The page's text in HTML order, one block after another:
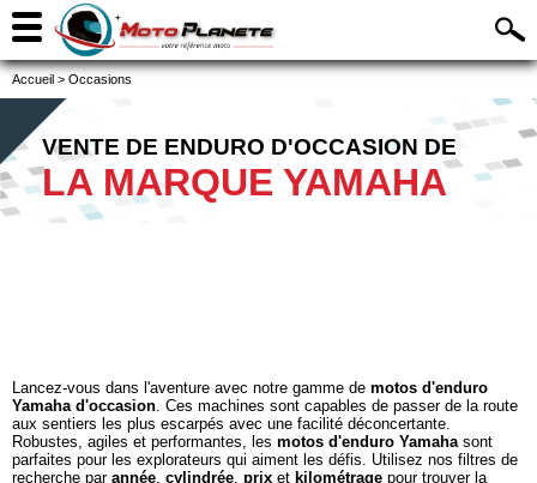
Accueil > Occasions
VENTE DE ENDURO D'OCCASION DE
LA MARQUE YAMAHA
Lancez-vous dans l'aventure avec notre gamme de motos d'enduro
Yamaha d'occasion. Ces machines sont capables de passer de la route
aux sentiers les plus escarpés avec une facilité déconcertante.
Robustes, agiles et performantes, les motos d'enduro Yamahasont
parfaites pour les explorateurs qui aiment les défis. Utilisez nos filtres de
recherche par année, cylindrée, prix et kilométrage pour trouver la